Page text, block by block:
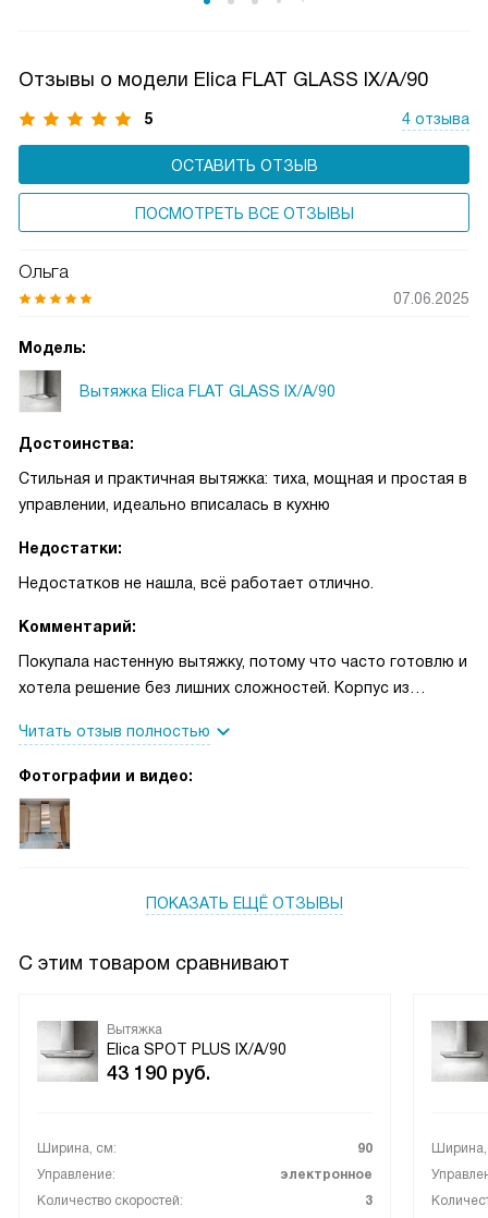
Отзывы о модели Elica FLAT GLASS IX/A/90
5 4 отзыва
ОСТАВИТЬ ОТЗЫВ
ПОСМОТРЕТЬ ВСЕ ОТЗЫВЫ
Ольга
07.06.2025
Модель:
Вытяжка Elica FLAT GLASS IX/A/90
Достоинства:
Стильная и практичная вытяжка: тиха, мощная и простая в
управлении, идеально вписалась в кухню
Недостатки:
Недостатков не нашла, всё работает отлично.
Комментарий:
Покупала настенную вытяжку, потому что часто готовлю и
хотела решение без лишних сложностей. Корпус из
постоянного ухода, а механическое управление на кнопках
очень удобно — можно быстро переключить скорости, не
работать и в режиме отвода, и в рециркуляции, что
пригодилось зимой, когда не хотелось открывать окно.
поток воздуха действительно справились, запахи ушли
плиту, при этом тепло от них минимальное. Алюминиевый
посудомойке, что сэкономило мне время на чистку. При
высокой интенсивности работы шум заметен, но не
мешает разговору на кухне. Муж помог с настенным
для рециркуляции.
Читать отзыв полностью
Фотографии и видео:
ПОКАЗАТЬ ЕЩЁ ОТЗЫВЫ
С этим товаром сравнивают
Вытяжка
Elica SPOT PLUS IX/A/90
43 190 руб.
Ширина, см:
90
Управление:
электронное
Количество скоростей:
3